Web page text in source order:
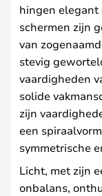
hingen elegant
schermen zijn
van
stevig
vaardigheden
solide
zijn
een
symmetrische
Licht, met zijn
onbalans,